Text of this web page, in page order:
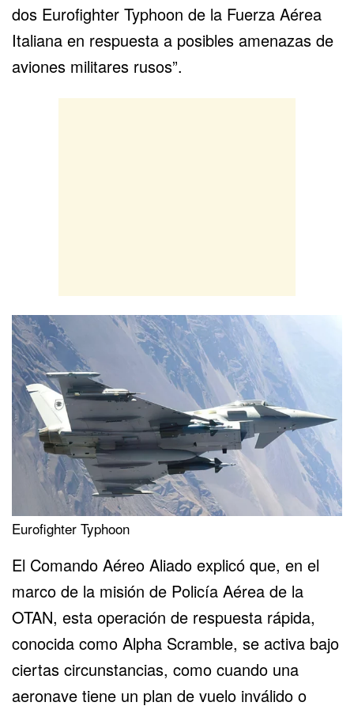
dos Eurofighter Typhoon de la Fuerza Aérea
Italiana en respuesta a posibles amenazas de
aviones militares rusos”.
Eurofighter Typhoon
El Comando Aéreo Aliado explicó que, en el
marco de la misión de Policía Aérea de la
OTAN, esta operación de respuesta rápida,
conocida como Alpha Scramble, se activa bajo
ciertas circunstancias, como cuando una
aeronave tiene un plan de vuelo inválido o